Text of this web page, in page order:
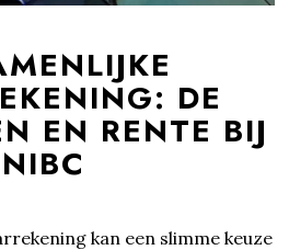
DE
EN RENTE BIJ
NIBC
kan een slimme keuze